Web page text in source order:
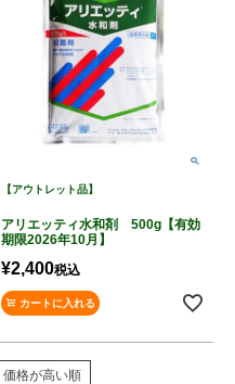
【アウトレット品】
アリエッティ水和剤 500g【有効
期限2026年10月】
¥2,400税込
カートに入れる
価格が高い順